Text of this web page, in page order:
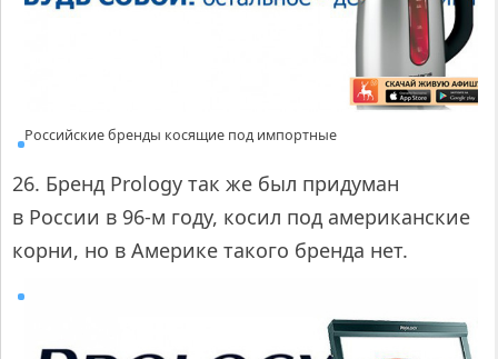
Российские бренды косящие под импортные
26. Бренд Prology так же был придуман
в России в 96-м году, косил под американские
корни, но в Америке такого бренда нет.